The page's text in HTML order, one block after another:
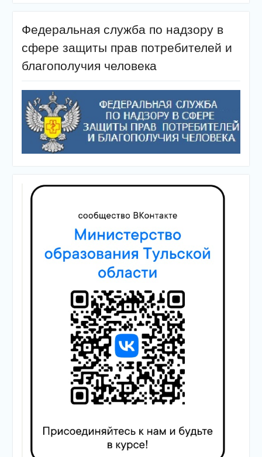
Федеральная служба по надзору в
сфере защиты прав потребителей и
благополучия человека